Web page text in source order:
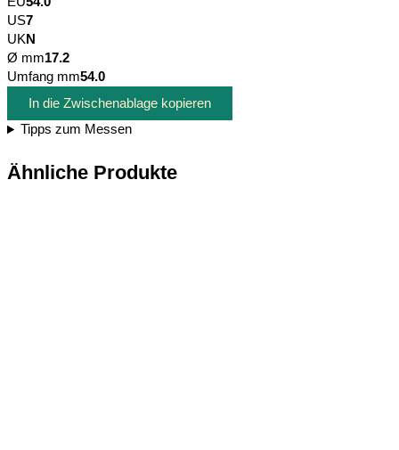
US7
UKN
Ø mm17.2
Umfang mm54.0
In die Zwischenablage kopieren
Tipps zum Messen
Ähnliche Produkte